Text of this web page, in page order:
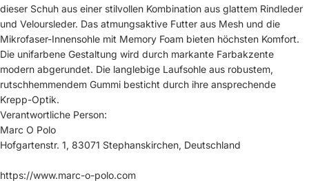
dieser Schuh aus einer stilvollen Kombination aus glattem Rindleder
und Veloursleder. Das atmungsaktive Futter aus Mesh und die
Mikrofaser-Innensohle mit Memory Foam bieten höchsten Komfort.
Die unifarbene Gestaltung wird durch markante Farbakzente
modern abgerundet. Die langlebige Laufsohle aus robustem,
rutschhemmendem Gummi besticht durch ihre ansprechende
Krepp-Optik.
Verantwortliche Person:
Marc O Polo
Hofgartenstr. 1, 83071 Stephanskirchen, Deutschland
https://www.marc-o-polo.com